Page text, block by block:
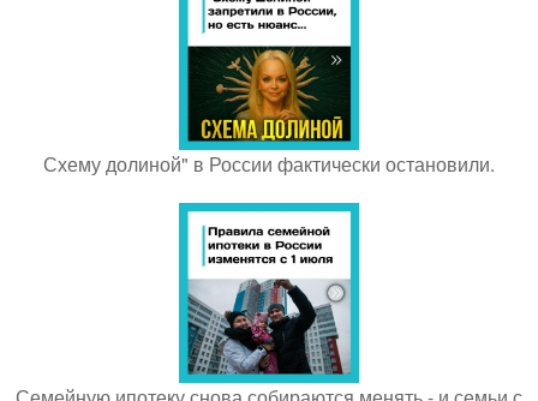
Схему долиной" в России фактически остановили.